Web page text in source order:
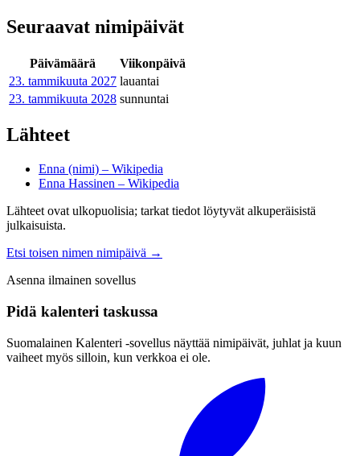
Seuraavat nimipäivät
Päivämäärä
Viikonpäivä
23. tammikuuta 2027 lauantai
23. tammikuuta 2028 sunnuntai
Lähteet
Enna (nimi) – Wikipedia
Enna Hassinen – Wikipedia
Lähteet ovat ulkopuolisia; tarkat tiedot löytyvät alkuperäisistä
julkaisuista.
Etsi toisen nimen nimipäivä →
Asenna ilmainen sovellus
Pidä kalenteri taskussa
Suomalainen Kalenteri ‑sovellus näyttää nimipäivät, juhlat ja kuun
vaiheet myös silloin, kun verkkoa ei ole.